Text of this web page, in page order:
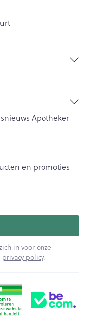
Apotheker
en promoties
in voor onze
privacy policy.